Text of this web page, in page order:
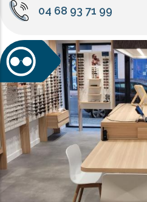
04 68 93 71 99